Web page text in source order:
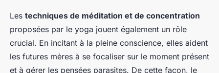
Les techniques de méditation et de concentration
proposées par le yoga jouent également un rôle
crucial. En incitant à la pleine conscience, elles aident
les futures mères à se focaliser sur le moment présent
et à gérer les pensées parasites. De cette façon, le